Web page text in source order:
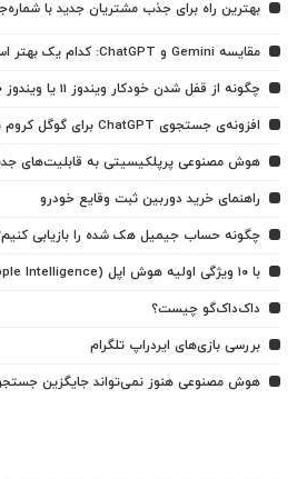
بهترین راه برای جذب مشتریان جدید با
مقایسه Gemini و ChatGPT: کدام یک بهتر است؟
چگونه از قفل شدن خودکار ویندوز 11 یا ویندوز 10 جلوگیری کنیم؟
افزونه‌ی جستجوی ChatGPT برای گوگل کروم معرفی شد
هوش مصنوعی پرپلکیسیتی به قابلیت‌های
راهنمای خرید دوربین ثبت وقایع خودرو
چگونه حساب جیمیل هک شده را بازیابی
با ۱۰ ویژگی اولیه هوش اپل (Apple Intelligence) آشنا شوید
داک‌داک‌گو چیست؟
بررسی بازی‌های ایردراپ تلگرام
هوش مصنوعی هنوز نمی‌تواند جایگزین